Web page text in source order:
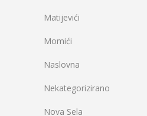
Matijevići
Momići
Naslovna
Nekategorizirano
Nova Sela